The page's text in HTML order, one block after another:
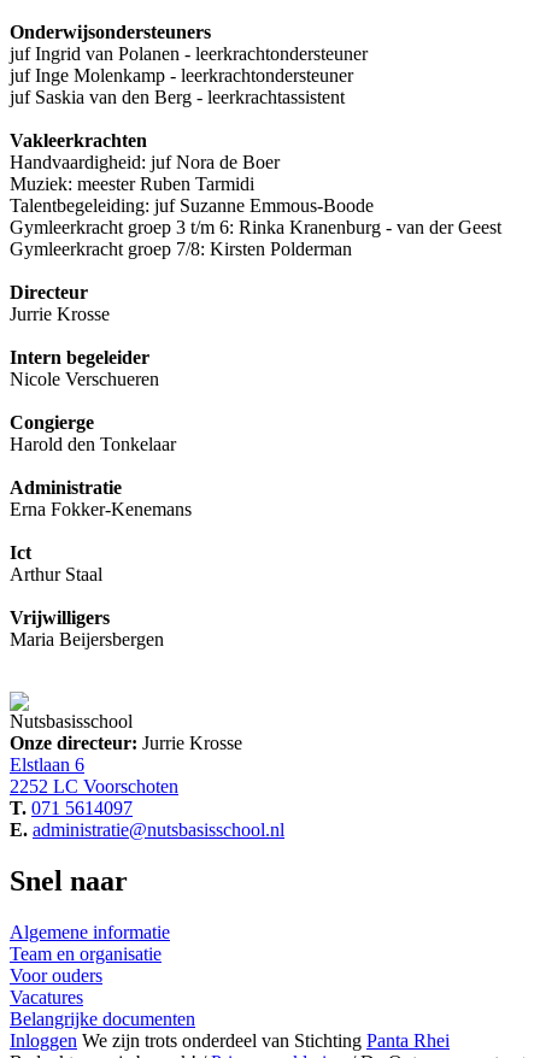
Onderwijsondersteuners
juf Ingrid van Polanen - leerkrachtondersteuner
juf Inge Molenkamp - leerkrachtondersteuner
juf Saskia van den Berg - leerkrachtassistent
Vakleerkrachten
Handvaardigheid: juf Nora de Boer
Muziek: meester Ruben Tarmidi
Talentbegeleiding: juf Suzanne Emmous-Boode
Gymleerkracht groep 3 t/m 6: Rinka Kranenburg - van der Geest
Gymleerkracht groep 7/8: Kirsten Polderman
Directeur
Jurrie Krosse
Intern begeleider
Nicole Verschueren
Congierge
Harold den Tonkelaar
Administratie
Erna Fokker-Kenemans
Ict
Arthur Staal
Vrijwilligers
Maria Beijersbergen
Nutsbasisschool
Onze directeur: Jurrie Krosse
Elstlaan 6
2252 LC Voorschoten
T. 071 5614097
E. administratie@nutsbasisschool.nl
Snel naar
Algemene informatie
Team en organisatie
Voor ouders
Vacatures
Belangrijke documenten
Inloggen We zijn trots onderdeel van Stichting Panta Rhei